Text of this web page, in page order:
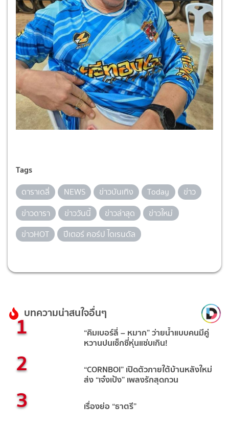
Tags
ดาราเดลี่ NEWS ข่าวบันเทิง Today
ข่าว
ข่าวดารา
ข่าววันนี้ ข่าวล่าสุด
ข่าวใหม่
ข่าวHOT
ปีเตอร์ คอร์ป ไดเรนดัล
บทความน่าสนใจอื่นๆ
1 “คิมเบอร์ลี่ – หมาก” ว่ายน้ำแบบคนมีคู่
หวานปนเซ็กซี่หุ่นแซ่บเกิน!
2 “CORNBOI” เปิดตัวภายใต้บ้านหลังใหม่
ส่ง “เจ๋งเป้ง” เพลงรักสุดกวน
3 เรื่องย่อ “ธาตรี”